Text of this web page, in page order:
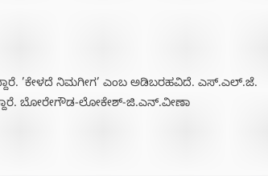
’ಕೇಳದೆ ನಿಮಗೀಗ’ ಎಂಬ ಅಡಿಬರಹವಿದೆ. ಎಸ್.ಎಲ್.ಜೆ.
ಬೋರೇಗೌಡ-ಲೋಕೇಶ್-ಜಿ.ಎನ್.ವೀಣಾ